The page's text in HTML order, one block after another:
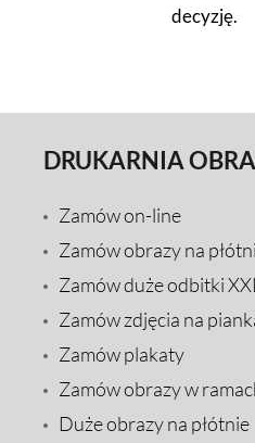
decyzję.
DRUKARNIA
Zamów on-line
Zamów obrazy na
Zamów duże odbitki XXL
Zamów zdjęcia na
Zamów plakaty
Zamów obrazy w
Duże obrazy na płótnie